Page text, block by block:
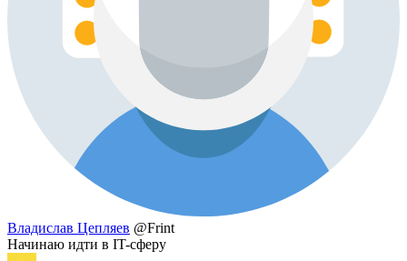
Владислав Цепляев @Frint
Начинаю идти в IT-сферу